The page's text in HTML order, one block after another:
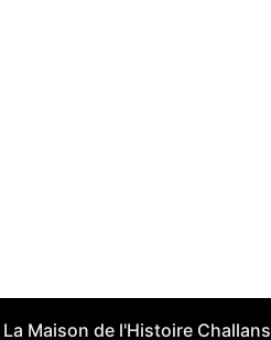
La Maison de l'Histoire Challans